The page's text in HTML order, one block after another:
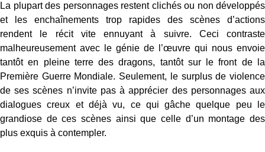
La plupart des personnages restent clichés ou non développés
et les enchaînements trop rapides des scènes d’actions
rendent le récit vite ennuyant à suivre. Ceci contraste
malheureusement avec le génie de l’œuvre qui nous envoie
tantôt en pleine terre des dragons, tantôt sur le front de la
Première Guerre Mondiale. Seulement, le surplus de violence
de ses scènes n’invite pas à apprécier des personnages aux
dialogues creux et déjà vu, ce qui gâche quelque peu le
grandiose de ces scènes ainsi que celle d’un montage des
plus exquis à contempler.